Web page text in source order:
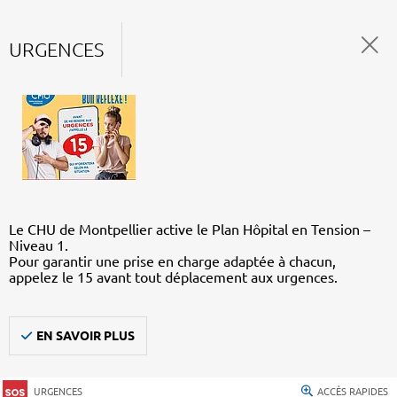
URGENCES
Le CHU de Montpellier active le Plan Hôpital en Tension –
Niveau 1.
Pour garantir une prise en charge adaptée à chacun,
appelez le 15 avant tout déplacement aux urgences.
EN SAVOIR PLUS
URGENCES ACCÈS RAPIDES